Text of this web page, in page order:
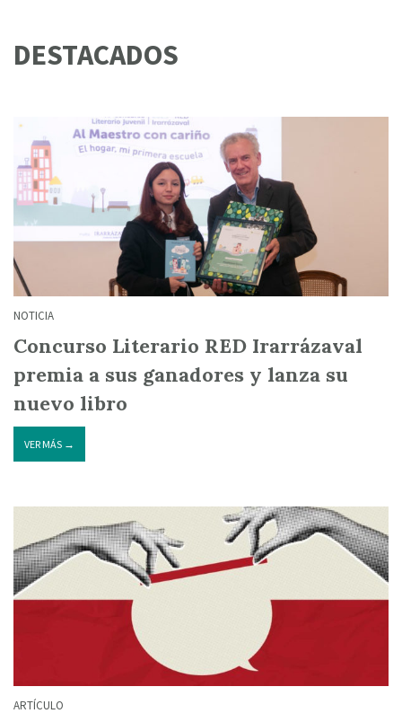
DESTACADOS
NOTICIA
Concurso Literario RED Irarrázaval
premia a sus ganadores y lanza su
nuevo libro
VER MÁS →
ARTÍCULO